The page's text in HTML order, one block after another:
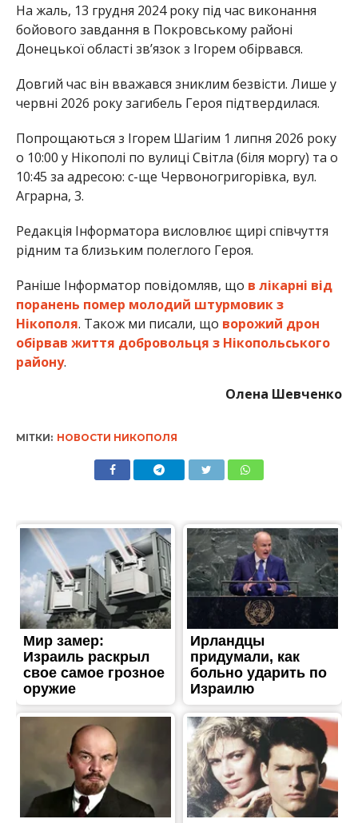
На жаль, 13 грудня 2024 року під час виконання
бойового завдання в Покровському районі
Донецької області зв’язок з Ігорем обірвався.
Довгий час він вважався зниклим безвісти. Лише у
червні 2026 року загибель Героя підтвердилася.
Попрощаються з Ігорем Шагіим 1 липня 2026 року
о 10:00 у Нікополі по вулиці Світла (біля моргу) та о
10:45 за адресою: с-ще Червоногригорівка, вул.
Аграрна, 3.
Редакція Інформатора висловлює щирі співчуття
рідним та близьким полеглого Героя.
Раніше Інформатор повідомляв, що в лікарні від
поранень помер молодий штурмовик з
Нікополя. Також ми писали, що ворожий дрон
обірвав життя добровольця з Нікопольського
району.
Олена Шевченко
МІТКИ: НОВОСТИ НИКОПОЛЯ